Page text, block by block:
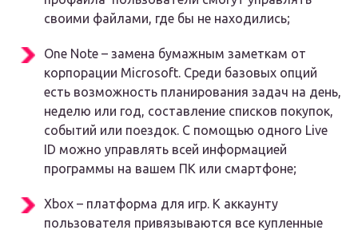
своими файлами, где бы не находились;
One Note – замена бумажным заметкам от
корпорации Microsoft. Среди базовых опций
есть возможность планирования задач на день,
неделю или год, составление списков покупок,
событий или поездок. С помощью одного Live
ID можно управлять всей информацией
программы на вашем ПК или смартфоне;
Xbox – платформа для игр. К аккаунту
пользователя привязываются все купленные